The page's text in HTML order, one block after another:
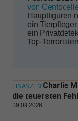
von
Hauptfiguren
ein
ein
Top-
FINANZEN Charlie
die teuersten
09.08.2026